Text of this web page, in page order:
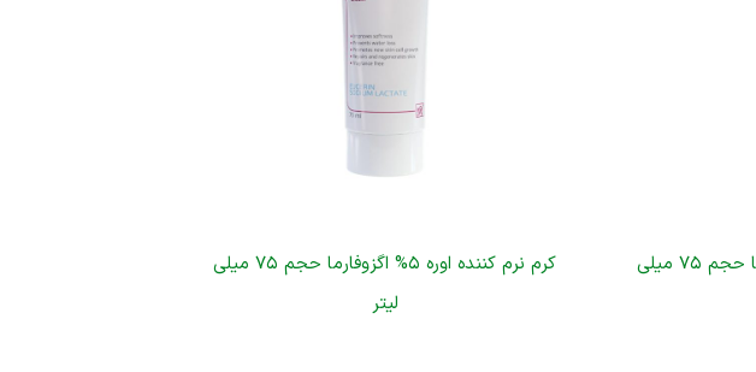
کرم نرم کننده اوره ۱۰% اگزوفارما حجم ۷۵ میلی
کرم نرم کننده اوره ۵% اگزوفارما حجم ۷۵ میلی
لیتر